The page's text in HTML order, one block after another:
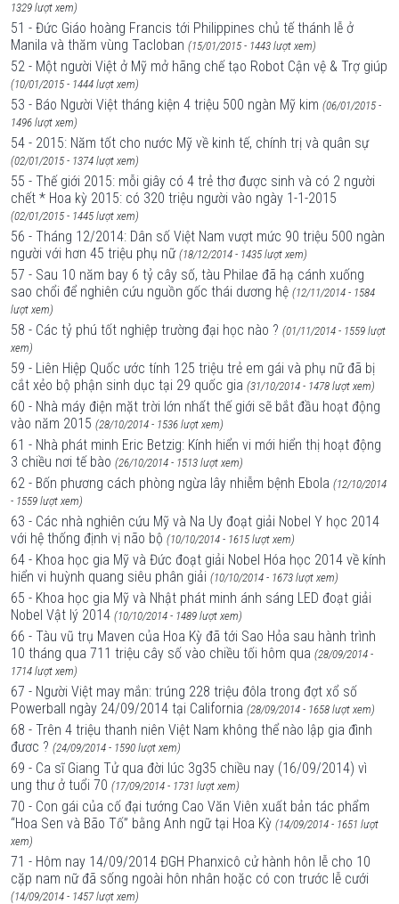
1329 lượt xem)
51 - Đức Giáo hoàng Francis tới Philippines chủ tế thánh lễ ở
Manila và thăm vùng Tacloban (15/01/2015 - 1443 lượt xem)
52 - Một người Việt ở Mỹ mở hãng chế tạo Robot Cận vệ & Trợ giúp
(10/01/2015 - 1444 lượt xem)
53 - Báo Người Việt tháng kiện 4 triệu 500 ngàn Mỹ kim (06/01/2015 -
1496 lượt xem)
54 - 2015: Năm tốt cho nước Mỹ về kinh tế, chính trị và quân sự
(02/01/2015 - 1374 lượt xem)
55 - Thế giới 2015: mỗi giây có 4 trẻ thơ được sinh và có 2 người
chết * Hoa kỳ 2015: có 320 triệu người vào ngày 1-1-2015
(02/01/2015 - 1445 lượt xem)
56 - Tháng 12/2014: Dân số Việt Nam vượt mức 90 triệu 500 ngàn
người với hơn 45 triệu phụ nữ (18/12/2014 - 1435 lượt xem)
57 - Sau 10 năm bay 6 tỷ cây số, tàu Philae đã hạ cánh xuống
sao chổi để nghiên cứu nguồn gốc thái dương hệ (12/11/2014 - 1584
lượt xem)
58 - Các tỷ phú tốt nghiệp trường đại học nào ? (01/11/2014 - 1559 lượt
xem)
59 - Liên Hiệp Quốc ước tính 125 triệu trẻ em gái và phụ nữ đã bị
cắt xẻo bộ phận sinh dục tại 29 quốc gia (31/10/2014 - 1478 lượt xem)
60 - Nhà máy điện mặt trời lớn nhất thế giới sẽ bắt đầu hoạt động
vào năm 2015 (28/10/2014 - 1536 lượt xem)
61 - Nhà phát minh Eric Betzig: Kính hiển vi mới hiển thị hoạt động
3 chiều nơi tế bào (26/10/2014 - 1513 lượt xem)
62 - Bốn phương cách phòng ngừa lây nhiễm bệnh Ebola (12/10/2014
- 1559 lượt xem)
63 - Các nhà nghiên cứu Mỹ và Na Uy đoạt giải Nobel Y học 2014
với hệ thống định vị não bộ (10/10/2014 - 1615 lượt xem)
64 - Khoa học gia Mỹ và Đức đoạt giải Nobel Hóa học 2014 về kính
hiển vi huỳnh quang siêu phân giải (10/10/2014 - 1673 lượt xem)
65 - Khoa học gia Mỹ và Nhật phát minh ánh sáng LED đoạt giải
Nobel Vật lý 2014 (10/10/2014 - 1489 lượt xem)
66 - Tàu vũ trụ Maven của Hoa Kỳ đã tới Sao Hỏa sau hành trình
10 tháng qua 711 triệu cây số vào chiều tối hôm qua (28/09/2014 -
1714 lượt xem)
67 - Người Việt may mắn: trúng 228 triệu đôla trong đợt xổ số
Powerball ngày 24/09/2014 tại California (28/09/2014 - 1658 lượt xem)
68 - Trên 4 triệu thanh niên Việt Nam không thể nào lập gia đình
đươc ? (24/09/2014 - 1590 lượt xem)
69 - Ca sĩ Giang Tử qua đời lúc 3g35 chiều nay (16/09/2014) vì
ung thư ở tuổi 70 (17/09/2014 - 1731 lượt xem)
70 - Con gái của cố đại tướng Cao Văn Viên xuất bản tác phẩm
“Hoa Sen và Bão Tố” bằng Anh ngữ tại Hoa Kỳ (14/09/2014 - 1651 lượt
xem)
71 - Hôm nay 14/09/2014 ĐGH Phanxicô cử hành hôn lễ cho 10
cặp nam nữ đã sống ngoài hôn nhân hoặc có con trước lễ cưới
(14/09/2014 - 1457 lượt xem)